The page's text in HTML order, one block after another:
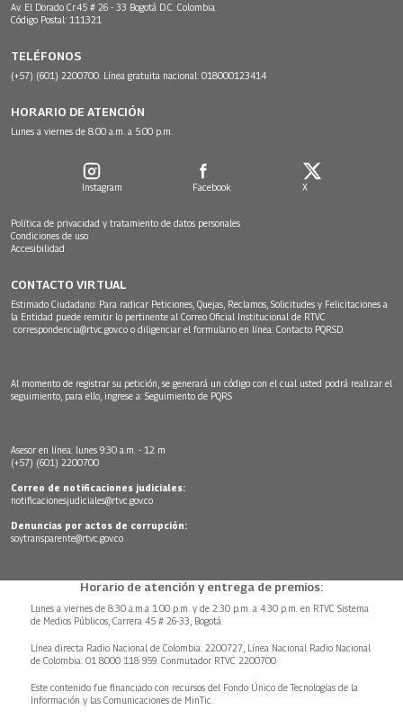
Av. El Dorado Cr.45 # 26 - 33 Bogotá D.C. Colombia.
Código Postal: 111321
TELÉFONOS
(+57) (601) 2200700. Línea gratuita nacional: 018000123414
HORARIO DE ATENCIÓN
Lunes a viernes de 8:00 a.m. a 5:00 p.m.
Instagram Facebook X
Política de privacidad y tratamiento de datos personales
Condiciones de uso
Accesibilidad
CONTACTO VIRTUAL
Estimado Ciudadano: Para radicar Peticiones, Quejas, Reclamos, Solicitudes y Felicitaciones a
la Entidad puede remitir lo pertinente al Correo Oficial Institucional de RTVC
correspondencia@rtvc.gov.co o diligenciar el formulario en línea: Contacto PQRSD.
Al momento de registrar su petición, se generará un código con el cual usted podrá realizar el
seguimiento, para ello, ingrese a: Seguimiento de PQRS
Asesor en línea: lunes 9:30 a.m. - 12 m
(+57) (601) 2200700
Correo de notificaciones judiciales:
notificacionesjudiciales@rtvc.gov.co
Denuncias por actos de corrupción:
soytransparente@rtvc.gov.co
Horario de atención y entrega de premios:
Lunes a viernes de 8:30 a.m.a 1:00 p.m. y de 2:30 p.m. a 4:30 p.m. en RTVC Sistema
de Medios Públicos, Carrera 45 # 26-33, Bogotá.
Línea directa Radio Nacional de Colombia: 2200727, Línea Nacional Radio Nacional
de Colombia: 01 8000 118 959. Conmutador RTVC 2200700
Este contenido fue financiado con recursos del Fondo Único de Tecnologías de la
Información y las Comunicaciones de MinTic.